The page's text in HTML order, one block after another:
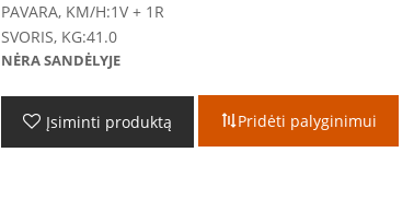
PAVARA, KM/H:1V + 1R
SVORIS, KG:41.0
NĖRA SANDĖLYJE
Įsiminti produktą Pridėti palyginimui